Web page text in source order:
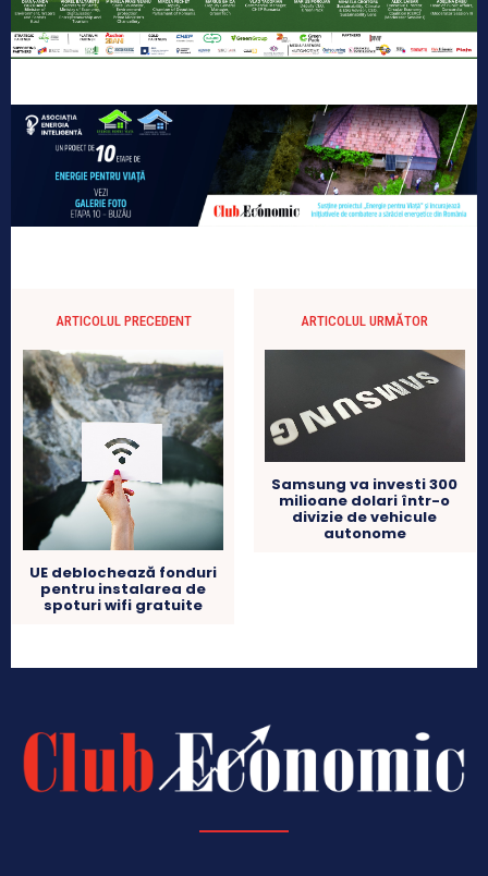
ARTICOLUL PRECEDENT
UE deblochează fonduri
pentru instalarea de
spoturi wifi gratuite
ARTICOLUL URMĂTOR
Samsung va investi 300
milioane dolari într-o
divizie de vehicule
autonome